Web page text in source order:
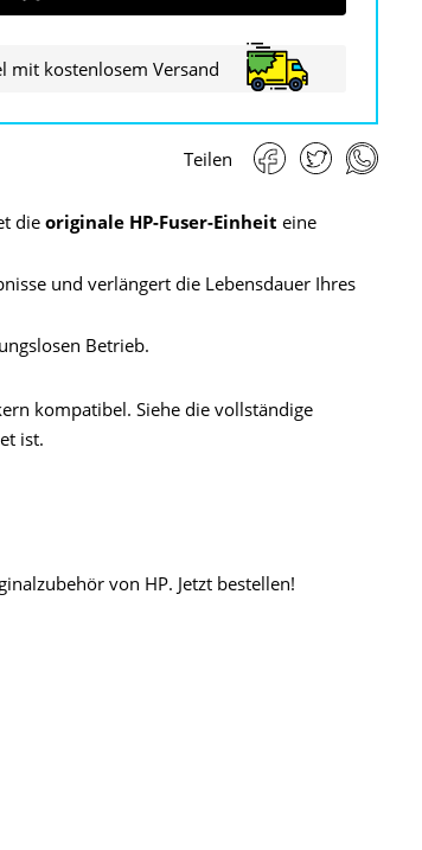
mit kostenlosem Versand
Teilen
die originale HP-Fuser-Einheit eine
und verlängert die Lebensdauer Ihres
Betrieb.
kompatibel. Siehe die vollständige
ist.
von HP. Jetzt bestellen!